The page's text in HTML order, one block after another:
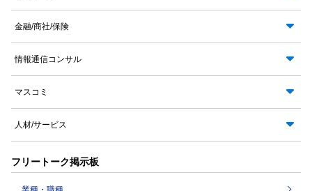
金融/商社/保険
情報通信コンサル
マスコミ
人材/サービス
フリートーク掲示板